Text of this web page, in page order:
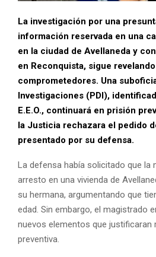
La investigación por una
información reservada en una
en la ciudad de Avellaneda y
en Reconquista, sigue
comprometedores. Una
Investigaciones (PDI),
E.E.O., continuará en prisión
la Justicia rechazara el pedido
presentado por su defensa.
La defensa había solicitado que la
arresto en una vivienda de
su hermana, argumentando que
edad. Sin embargo, el magistrado
nuevos elementos que justificaran
preventiva.